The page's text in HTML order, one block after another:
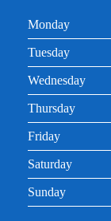
Monday
Tuesday
Wednesday
Thursday
Friday
Saturday
Sunday